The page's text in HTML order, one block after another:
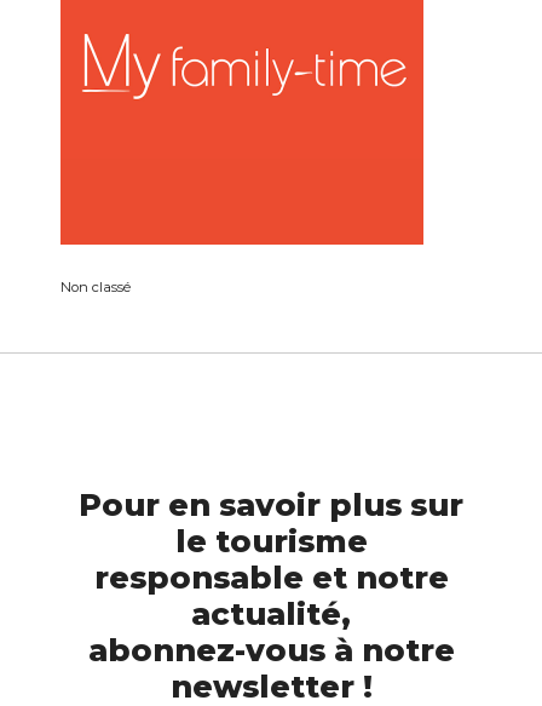
Non classé
Pour en savoir plus sur
le tourisme
responsable et notre
actualité,
abonnez-vous à notre
newsletter !